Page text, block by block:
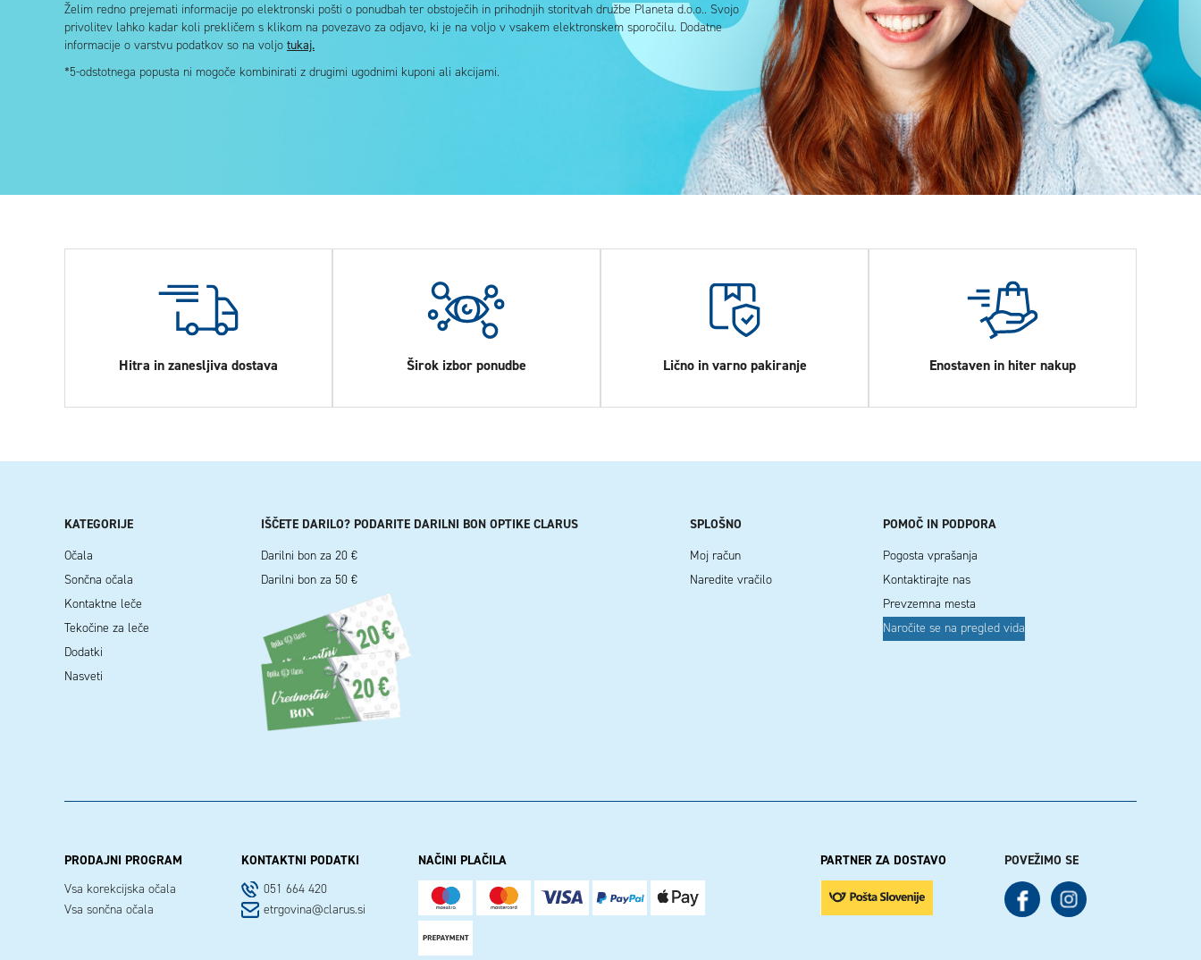
Želim redno prejemati informacije po elektronski pošti o ponudbah ter obstoječih in prihodnjih storitvah družbe Planeta d.o.o.. Svojo
privolitev lahko kadar koli prekličem s klikom na povezavo za odjavo, ki je na voljo v vsakem elektronskem sporočilu. Dodatne
informacije o varstvu podatkov so na voljo tukaj.
*5-odstotnega popusta ni mogoče kombinirati z drugimi ugodnimi kuponi ali akcijami.
Hitra in zanesljiva dostava Širok izbor ponudbe Lično in varno pakiranje Enostaven in hiter nakup
KATEGORIJE
Očala
Sončna očala
Kontaktne leče
Tekočine za leče
Dodatki
Nasveti
IŠČETE DARILO? PODARITE DARILNI BON OPTIKE CLARUS
Darilni bon za 20 €
Darilni bon za 50 €
SPLOŠNO
Moj račun
Naredite vračilo
POMOČ IN PODPORA
Pogosta vprašanja
Kontaktirajte nas
Prevzemna mesta
Naročite se na pregled vida
PRODAJNI PROGRAM
Vsa korekcijska očala
Vsa sončna očala
KONTAKTNI PODATKI
051 664 420
etrgovina@clarus.si
NAČINI PLAČILA PARTNER ZA DOSTAVO POVEŽIMO SE
See our FacebookSee our Instagram